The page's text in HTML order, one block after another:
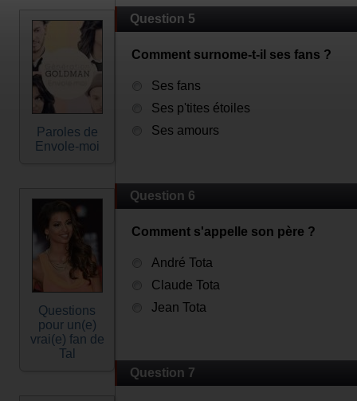
Paroles de
Envole-moi
Questions
pour un(e)
vrai(e) fan de
Tal
Question 5
Comment surnome-t-il ses fans ?
Ses fans
Ses p'tites étoiles
Ses amours
Question 6
Comment s'appelle son père ?
André Tota
Claude Tota
Jean Tota
Question 7